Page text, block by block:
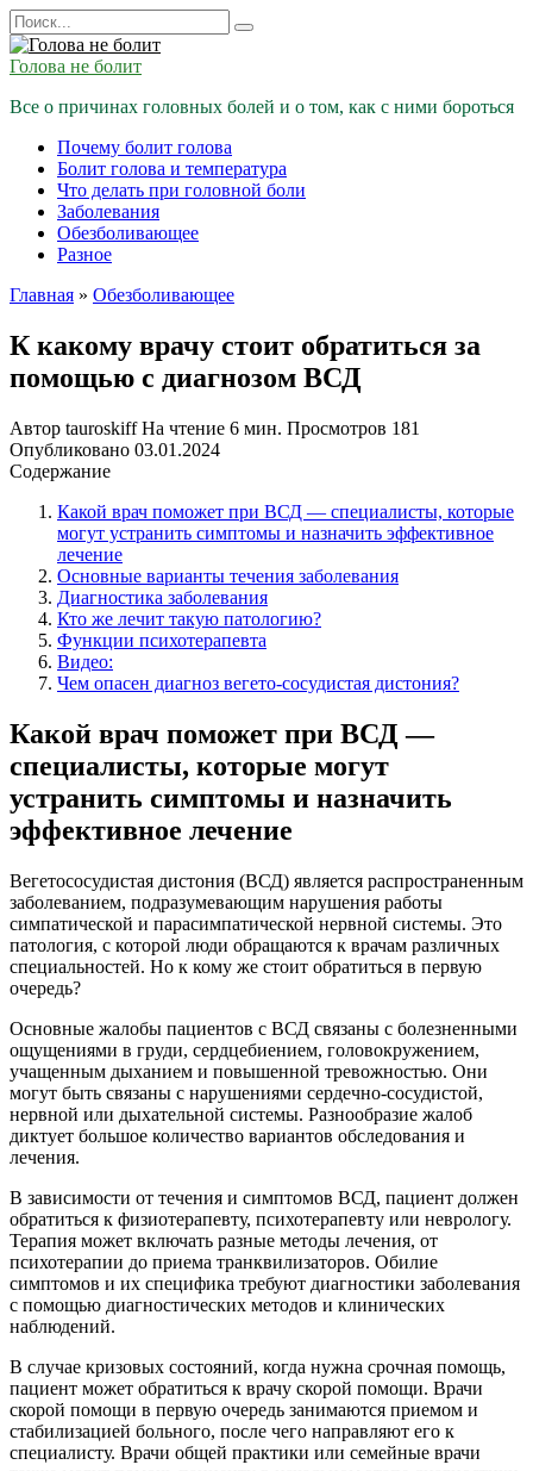
Перейти
к
содержанию
Search
for:
Голова не болит
Все о причинах головных болей и о том, как с ними бороться
Почему болит голова
Болит голова и температура
Что делать при головной боли
Заболевания
Обезболивающее
Разное
Главная » Обезболивающее
К какому врачу стоит обратиться за
помощью с диагнозом ВСД
Автор tauroskiff На чтение 6 мин. Просмотров 181
Опубликовано 03.01.2024
Содержание
Какой врач поможет при ВСД — специалисты, которые
могут устранить симптомы и назначить эффективное
лечение
Основные варианты течения заболевания
Диагностика заболевания
Кто же лечит такую патологию?
Функции психотерапевта
Видео:
Чем опасен диагноз вегето-сосудистая дистония?
Какой врач поможет при ВСД —
специалисты, которые могут
устранить симптомы и назначить
эффективное лечение
Вегетососудистая дистония (ВСД) является распространенным
заболеванием, подразумевающим нарушения работы
симпатической и парасимпатической нервной системы. Это
патология, с которой люди обращаются к врачам различных
специальностей. Но к кому же стоит обратиться в первую
очередь?
Основные жалобы пациентов с ВСД связаны с болезненными
ощущениями в груди, сердцебиением, головокружением,
учащенным дыханием и повышенной тревожностью. Они
могут быть связаны с нарушениями сердечно-сосудистой,
нервной или дыхательной системы. Разнообразие жалоб
диктует большое количество вариантов обследования и
лечения.
В зависимости от течения и симптомов ВСД, пациент должен
обратиться к физиотерапевту, психотерапевту или неврологу.
Терапия может включать разные методы лечения, от
психотерапии до приема транквилизаторов. Обилие
симптомов и их специфика требуют диагностики заболевания
с помощью диагностических методов и клинических
наблюдений.
В случае кризовых состояний, когда нужна срочная помощь,
пациент может обратиться к врачу скорой помощи. Врачи
скорой помощи в первую очередь занимаются приемом и
стабилизацией больного, после чего направляют его к
специалисту. Врачи общей практики или семейные врачи